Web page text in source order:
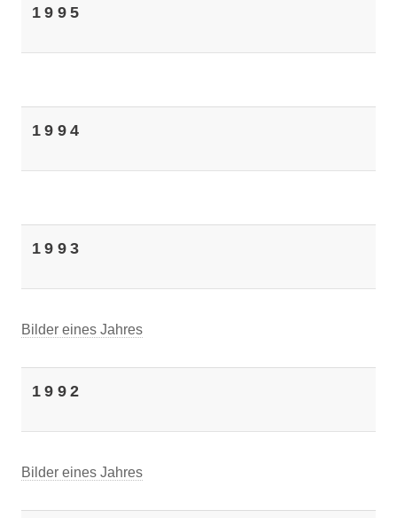
1995
1994
1993
Bilder eines Jahres
1992
Bilder eines Jahres